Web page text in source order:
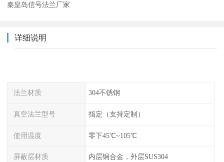
秦皇岛信号法兰厂家
详细说明
法兰材质 304不锈钢
真空法兰型号 指定（支持定制）
使用温度 零下45℃~105℃
屏蔽层材质 内层铜合金，外层SUS304